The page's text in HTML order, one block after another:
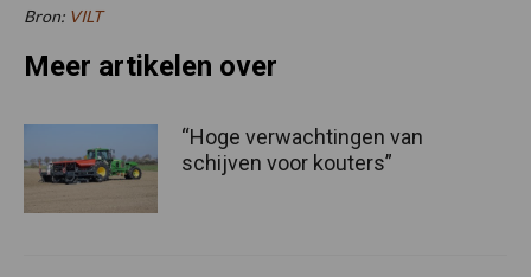
Bron: VILT
Meer artikelen over
“Hoge verwachtingen van
schijven voor kouters”